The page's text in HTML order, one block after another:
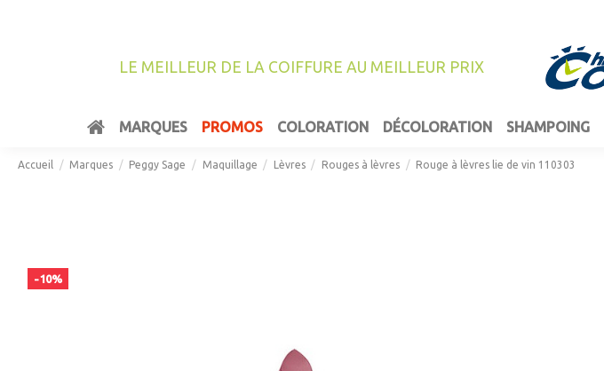
LE MEILLEUR DE LA COIFFURE AU MEILLEUR PRIX
MARQUES PROMOS COLORATION DÉCOLORATION SHAMPOING
Accueil Marques Peggy Sage Maquillage Lèvres Rouges à lèvres Rouge à lèvres lie de vin 110303
-10%